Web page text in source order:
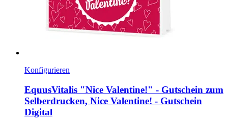
Konfigurieren
EquusVitalis "Nice Valentine!" -​ Gutschein zum
Selberdrucken, Nice Valentine! -​ Gutschein
Digital